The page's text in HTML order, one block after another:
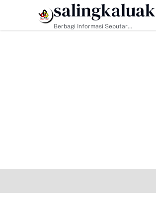
HEADLINE
salingkaluak
Berbagi Informasi Seputar